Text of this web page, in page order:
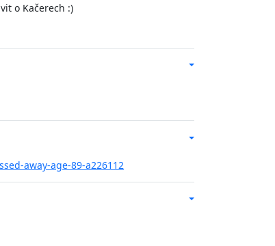
o Kačerech :)
away-age-89-a226112